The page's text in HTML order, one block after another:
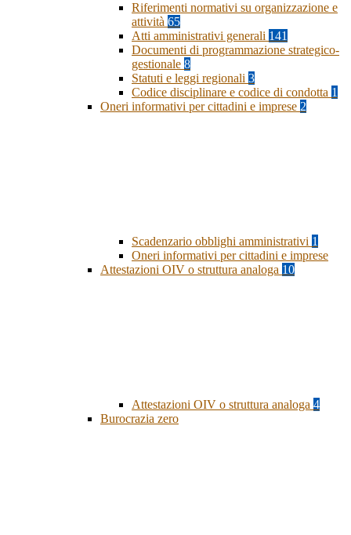
Riferimenti normativi su organizzazione e
attività 65
Atti amministrativi generali 141
Documenti di programmazione strategico-
gestionale 8
Statuti e leggi regionali 3
Codice disciplinare e codice di condotta 1
Oneri informativi per cittadini e imprese 2
Scadenzario obblighi amministrativi 1
Oneri informativi per cittadini e imprese
Attestazioni OIV o struttura analoga 10
Attestazioni OIV o struttura analoga 4
Burocrazia zero